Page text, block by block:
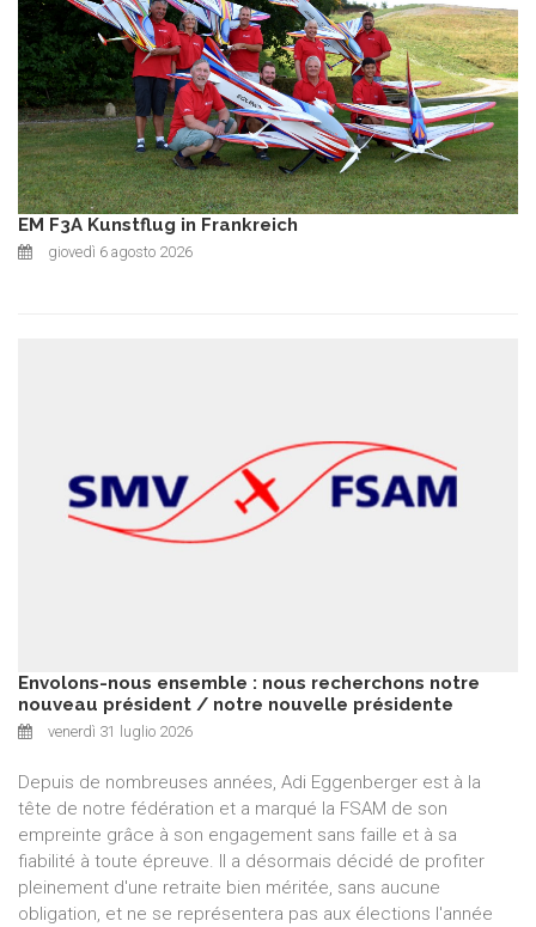
EM F3A Kunstflug in Frankreich
giovedì 6 agosto 2026
Envolons-nous ensemble : nous recherchons notre
nouveau président / notre nouvelle présidente
venerdì 31 luglio 2026
Depuis de nombreuses années, Adi Eggenberger est à la
tête de notre fédération et a marqué la FSAM de son
empreinte grâce à son engagement sans faille et à sa
fiabilité à toute épreuve. Il a désormais décidé de profiter
pleinement d'une retraite bien méritée, sans aucune
obligation, et ne se représentera pas aux élections l'année